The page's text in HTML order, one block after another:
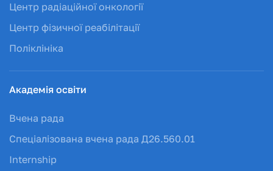
Центр радіаційної онкології
Центр фізичної реабілітації
Поліклініка
Академія освіти
Вчена рада
Спеціалізована вчена рада Д26.560.01
Internship